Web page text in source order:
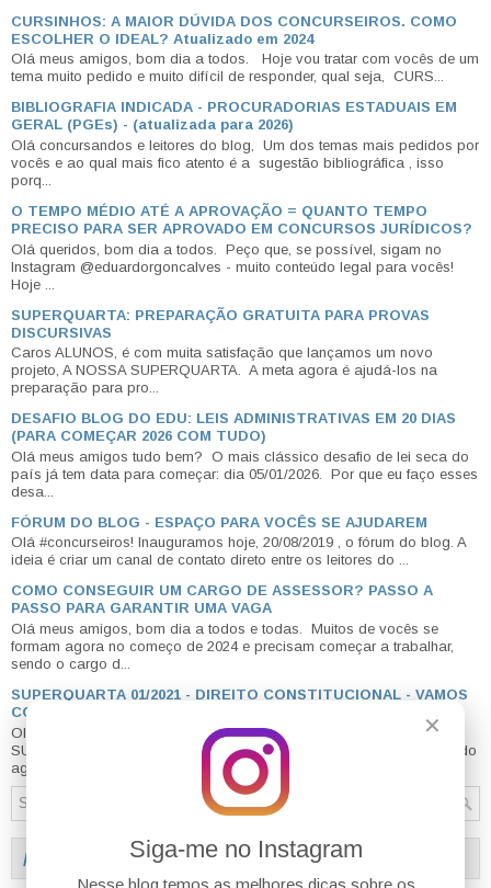
✕
Siga-me no Instagram
Nesse blog temos as melhores dicas sobre os
CURSINHOS: A MAIOR DÚVIDA DOS CONCURSEIROS. COMO
ESCOLHER O IDEAL? Atualizado em 2024
Olá meus amigos, bom dia a todos. Hoje vou tratar com vocês de um
tema muito pedido e muito difícil de responder, qual seja, CURS...
BIBLIOGRAFIA INDICADA - PROCURADORIAS ESTADUAIS EM
GERAL (PGEs) - (atualizada para 2026)
Olá concursandos e leitores do blog, Um dos temas mais pedidos por
vocês e ao qual mais fico atento é a sugestão bibliográfica , isso
porq...
O TEMPO MÉDIO ATÉ A APROVAÇÃO = QUANTO TEMPO
PRECISO PARA SER APROVADO EM CONCURSOS JURÍDICOS?
Olá queridos, bom dia a todos. Peço que, se possível, sigam no
Instagram @eduardorgoncalves - muito conteúdo legal para vocês!
Hoje ...
SUPERQUARTA: PREPARAÇÃO GRATUITA PARA PROVAS
DISCURSIVAS
Caros ALUNOS, é com muita satisfação que lançamos um novo
projeto, A NOSSA SUPERQUARTA. A meta agora é ajudá-los na
preparação para pro...
DESAFIO BLOG DO EDU: LEIS ADMINISTRATIVAS EM 20 DIAS
(PARA COMEÇAR 2026 COM TUDO)
Olá meus amigos tudo bem? O mais clássico desafio de lei seca do
país já tem data para começar: dia 05/01/2026. Por que eu faço esses
desa...
FÓRUM DO BLOG - ESPAÇO PARA VOCÊS SE AJUDAREM
Olá #concurseiros! Inauguramos hoje, 20/08/2019 , o fórum do blog. A
ideia é criar um canal de contato direto entre os leitores do ...
COMO CONSEGUIR UM CARGO DE ASSESSOR? PASSO A
PASSO PARA GARANTIR UMA VAGA
Olá meus amigos, bom dia a todos e todas. Muitos de vocês se
formam agora no começo de 2024 e precisam começar a trabalhar,
sendo o cargo d...
SUPERQUARTA 01/2021 - DIREITO CONSTITUCIONAL - VAMOS
COMEÇAR?
Olá amigos bom dia a todos. Hoje é dia de retomar as
SUPERQUARTAS , mas o que é o projeto para quem está conhecendo
agora? Eis nossa explic...
AVALIAÇÃO DO BLOG - ENVIE SEU FEEDBACK